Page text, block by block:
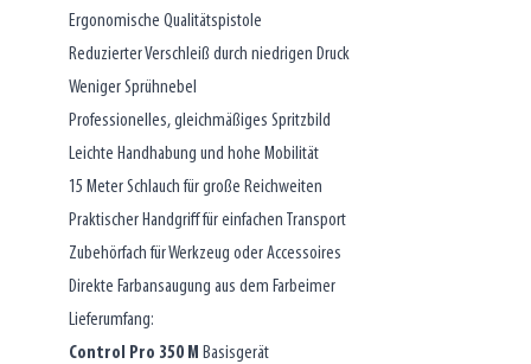
Ergonomische Qualitätspistole
Reduzierter Verschleiß durch niedrigen Druck
Weniger Sprühnebel
Professionelles, gleichmäßiges Spritzbild
Leichte Handhabung und hohe Mobilität
15 Meter Schlauch für große Reichweiten
Praktischer Handgriff für einfachen Transport
Zubehörfach für Werkzeug oder Accessoires
Direkte Farbansaugung aus dem Farbeimer
Lieferumfang:
Control Pro 350 M Basisgerät